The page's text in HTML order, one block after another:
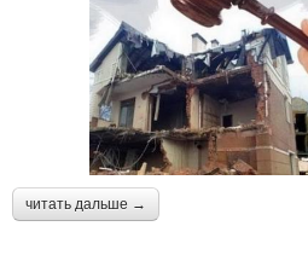
читать дальше →